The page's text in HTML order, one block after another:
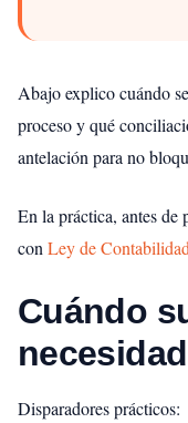
Abajo explico cuándo
proceso y qué
antelación para no
En la práctica, antes de
conLey de
Cuándo
Disparadores prácticos: